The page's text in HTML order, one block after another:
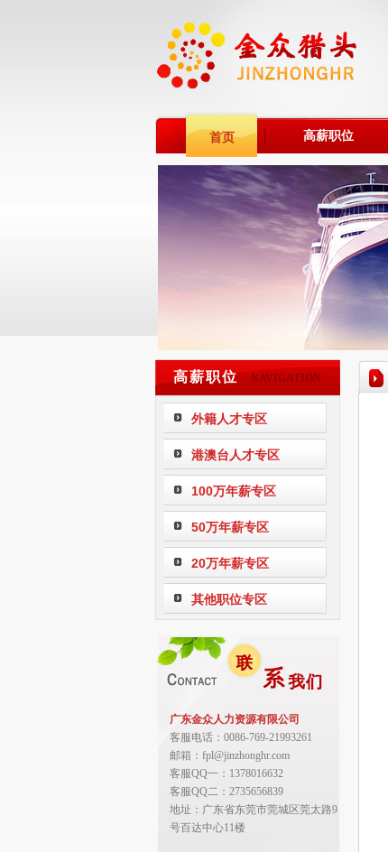
首页 高薪职位
高薪职位 NAVIGATION
外籍人才专区
港澳台人才专区
100万年薪专区
50万年薪专区
20万年薪专区
其他职位专区
广东金众人力资源有限公司
客服电话：0086-769-21993261
邮箱：fpl@jinzhonghr.com
客服QQ一：1378016632
客服QQ二：2735656839
地址：广东省东莞市莞城区莞太路9
号百达中心11楼